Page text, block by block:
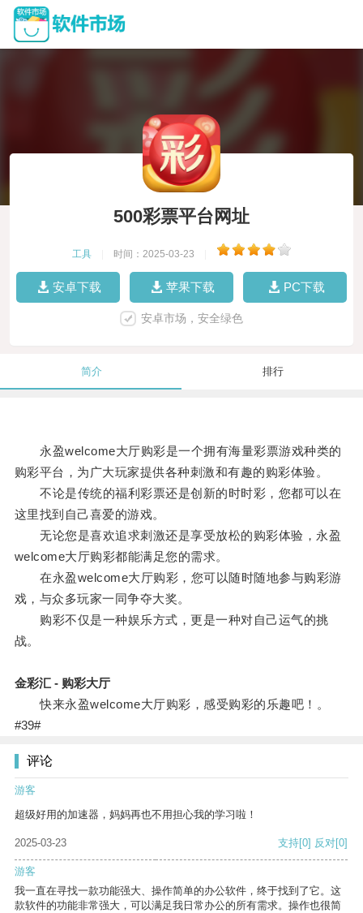
500彩票平台网址
工具 时间：2025-03-23
安卓下载 苹果下载 PC下载
安卓市场，安全绿色
简介 排行
永盈welcome大厅购彩是一个拥有海量彩票游戏种类的
购彩平台，为广大玩家提供各种刺激和有趣的购彩体验。
不论是传统的福利彩票还是创新的时时彩，您都可以在
这里找到自己喜爱的游戏。
无论您是喜欢追求刺激还是享受放松的购彩体验，永盈
welcome大厅购彩都能满足您的需求。
在永盈welcome大厅购彩，您可以随时随地参与购彩游
戏，与众多玩家一同争夺大奖。
购彩不仅是一种娱乐方式，更是一种对自己运气的挑
战。
金彩汇 - 购彩大厅
快来永盈welcome大厅购彩，感受购彩的乐趣吧！。
#39#
评论
游客
超级好用的加速器，妈妈再也不用担心我的学习啦！
2025-03-23 支持[0] 反对[0]
游客
我一直在寻找一款功能强大、操作简单的办公软件，终于找到了它。这
款软件的功能非常强大，可以满足我日常办公的所有需求。操作也很简